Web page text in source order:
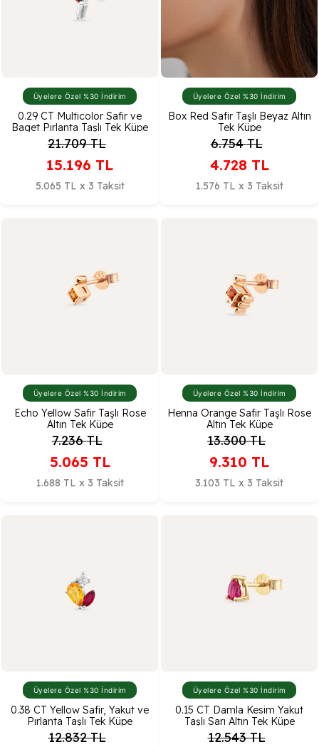
Üyelere Özel %30 İndirim
0.29 CT Multicolor Safir ve
Baget Pırlanta Taşlı Tek Küpe
21.709TL
15.196 TL
5.065 TL x 3 Taksit
Üyelere Özel %30 İndirim
Box Red Safir Taşlı Beyaz Altın
Tek Küpe
6.754TL
4.728 TL
1.576 TL x 3 Taksit
Üyelere Özel %30 İndirim
Echo Yellow Safir Taşlı Rose
Altın Tek Küpe
7.236TL
5.065 TL
1.688 TL x 3 Taksit
Üyelere Özel %30 İndirim
Henna Orange Safir Taşlı Rose
Altın Tek Küpe
13.300TL
9.310 TL
3.103 TL x 3 Taksit
Üyelere Özel %30 İndirim
0.38 CT Yellow Safir, Yakut ve
Pırlanta Taşlı Tek Küpe
12.832TL
Üyelere Özel %30 İndirim
0.15 CT Damla Kesim Yakut
Taşlı Sarı Altın Tek Küpe
12.543TL